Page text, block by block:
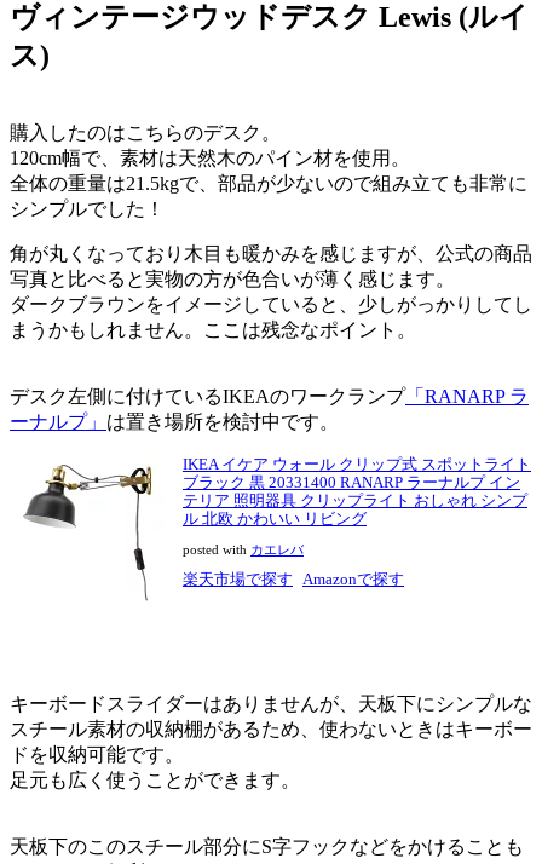
ヴィンテージウッドデスク Lewis (ルイ
ス)
購入したのはこちらのデスク。
120cm幅で、素材は天然木のパイン材を使用。
全体の重量は21.5kgで、部品が少ないので組み立ても非常に
シンプルでした！
角が丸くなっており木目も暖かみを感じますが、公式の商品
写真と比べると実物の方が色合いが薄く感じます。
ダークブラウンをイメージしていると、少しがっかりしてし
まうかもしれません。ここは残念なポイント。
デスク左側に付けているIKEAのワークランプ「RANARP ラ
ーナルプ」 は置き場所を検討中です。
IKEA イケア ウォール クリップ式 スポットライト
ブラック 黒 20331400 RANARP ラーナルプ イン
テリア 照明器具 クリップライト おしゃれ シンプ
ル 北欧 かわいい リビング
posted with カエレバ
楽天市場で探す Amazonで探す
キーボードスライダーはありませんが、天板下にシンプルな
スチール素材の収納棚があるため、使わないときはキーボー
ドを収納可能です。
足元も広く使うことができます。
天板下のこのスチール部分にS字フックなどをかけることも